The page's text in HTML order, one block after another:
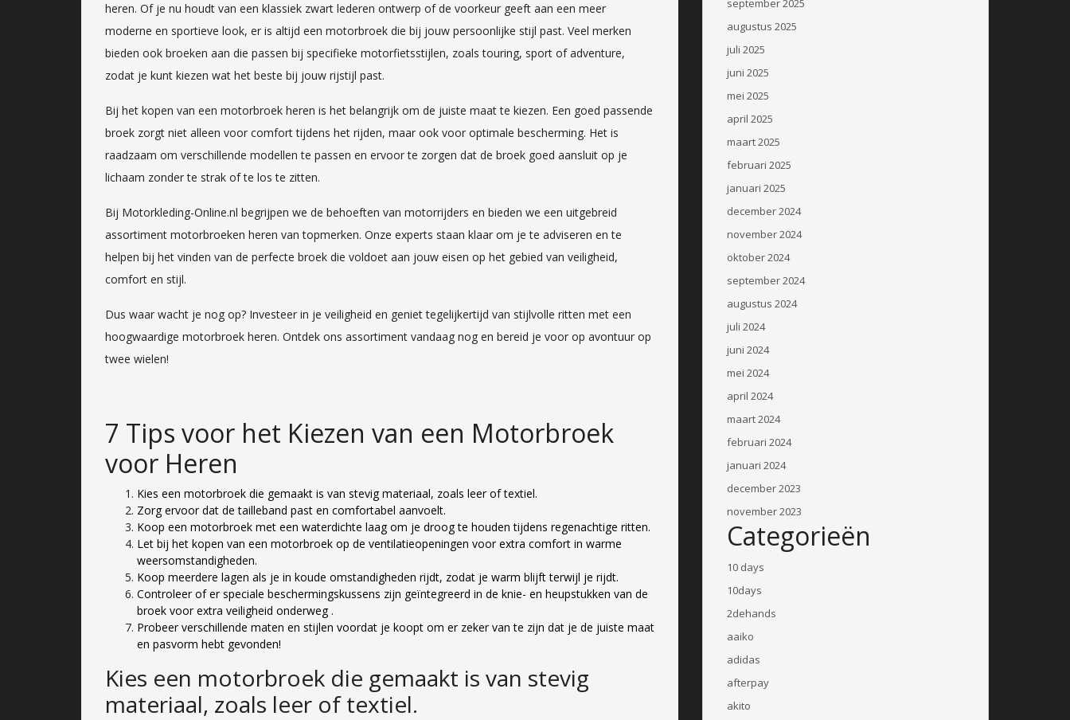
heren. Of je nu houdt van een klassiek zwart lederen ontwerp of de voorkeur geeft aan een meer
moderne en sportieve look, er is altijd een motorbroek die bij jouw persoonlijke stijl past. Veel merken
bieden ook broeken aan die passen bij specifieke motorfietsstijlen, zoals touring, sport of adventure,
zodat je kunt kiezen wat het beste bij jouw rijstijl past.
Bij het kopen van een motorbroek heren is het belangrijk om de juiste maat te kiezen. Een goed passende
broek zorgt niet alleen voor comfort tijdens het rijden, maar ook voor optimale bescherming. Het is
raadzaam om verschillende modellen te passen en ervoor te zorgen dat de broek goed aansluit op je
lichaam zonder te strak of te los te zitten.
Bij Motorkleding-Online.nl begrijpen we de behoeften van motorrijders en bieden we een uitgebreid
assortiment motorbroeken heren van topmerken. Onze experts staan klaar om je te adviseren en te
helpen bij het vinden van de perfecte broek die voldoet aan jouw eisen op het gebied van veiligheid,
comfort en stijl.
Dus waar wacht je nog op? Investeer in je veiligheid en geniet tegelijkertijd van stijlvolle ritten met een
hoogwaardige motorbroek heren. Ontdek ons assortiment vandaag nog en bereid je voor op avontuur op
twee wielen!
7 Tips voor het Kiezen van een Motorbroek
voor Heren
Kies een motorbroek die gemaakt is van stevig materiaal, zoals leer of textiel.
Zorg ervoor dat de tailleband past en comfortabel aanvoelt.
Koop een motorbroek met een waterdichte laag om je droog te houden tijdens regenachtige ritten.
Let bij het kopen van een motorbroek op de ventilatieopeningen voor extra comfort in warme
weersomstandigheden.
Koop meerdere lagen als je in koude omstandigheden rijdt, zodat je warm blijft terwijl je rijdt.
Controleer of er speciale beschermingskussens zijn geïntegreerd in de knie- en heupstukken van de
broek voor extra veiligheid onderweg .
Probeer verschillende maten en stijlen voordat je koopt om er zeker van te zijn dat je de juiste maat
en pasvorm hebt gevonden!
Kies een motorbroek die gemaakt is van stevig
materiaal, zoals leer of textiel.
augustus 2025
juli 2025
juni 2025
mei 2025
april 2025
maart 2025
februari 2025
januari 2025
december 2024
november 2024
oktober 2024
september 2024
augustus 2024
juli 2024
juni 2024
mei 2024
april 2024
maart 2024
februari 2024
januari 2024
december 2023
november 2023
Categorieën
10 days
10days
2dehands
aaiko
adidas
afterpay
akito